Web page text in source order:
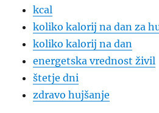
kcal
koliko kalorij na dan za
koliko kalorij na dan
energetska vrednost živil
štetje dni
zdravo hujšanje